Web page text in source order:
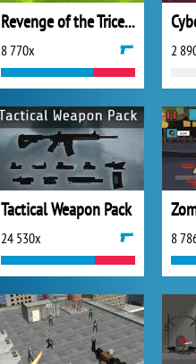
Revenge of the Triceratops
8 770x 2
Tactical Weapon Pack
24 530x 8